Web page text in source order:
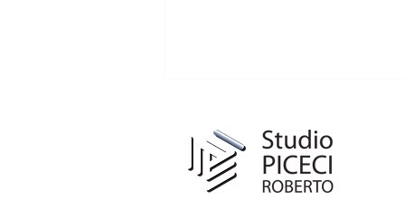
Studio per pausa estiva
Circolare n. 23/2026 La presente
per informarVi che lo Studio